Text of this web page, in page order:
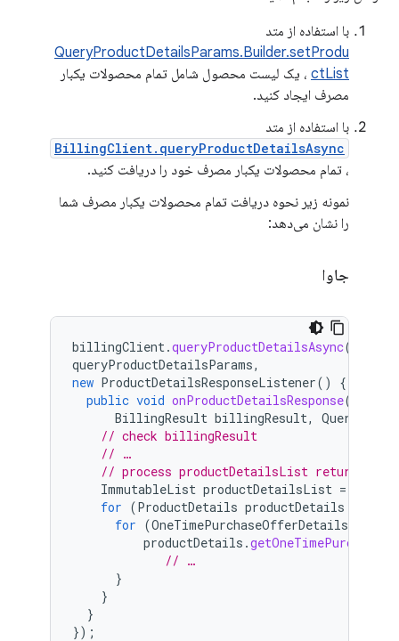
با استفاده از متد
QueryProductDetailsParams.Builder.setProdu
ctList ، یک لیست محصول شامل تمام محصولات یکبار
مصرف ایجاد کنید.
با استفاده از متد
BillingClient.queryProductDetailsAsync
، تمام محصولات یکبار مصرف خود را دریافت کنید.
نمونه زیر نحوه دریافت تمام محصولات یکبار مصرف شما
را نشان می‌دهد:
جاوا
billingClient.queryProductDetailsAsync(
queryProductDetailsParams,
new ProductDetailsResponseListener()
{
public void onProductDetailsResponse(
BillingResult billingResult,
// check billingResult
// …
// process productDetailsList returned by
ImmutableList productDetailsList =
for (ProductDetails productDetails
for (OneTimePurchaseOfferDetails
productDetails .
// …
}
}
}
});